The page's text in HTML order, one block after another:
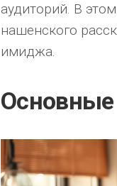
аудиторий. В
нашенского
имиджа.